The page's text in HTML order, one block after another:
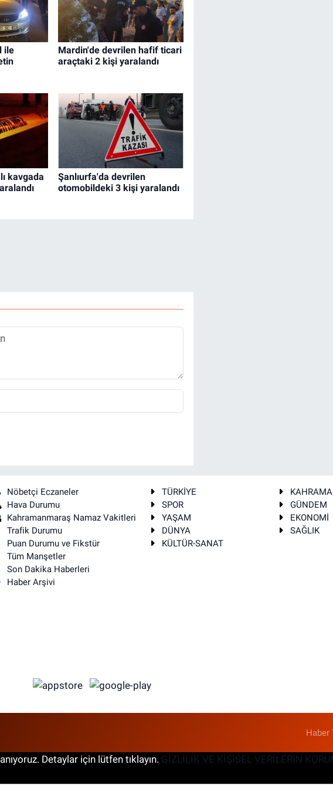
ile
Mardin'de devrilen hafif ticari
araçtaki 2 kişi yaralandı
kavgada
Şanlıurfa'da devrilen
otomobildeki 3 kişi yaralandı
Nöbetçi Eczaneler
Hava Durumu
Kahramanmaraş Namaz Vakitleri
Trafik Durumu
Puan Durumu ve Fikstür
Tüm Manşetler
Son Dakika Haberleri
Haber Arşivi
TÜRKİYE
SPOR
GÜNDEM
YAŞAM
EKONOMİ
DÜNYA
SAĞLIK
KÜLTÜR-SANAT
Haber
Detaylar için lütfen tıklayın. GİZLİLİK VE KİŞİSEL VERİLERİN